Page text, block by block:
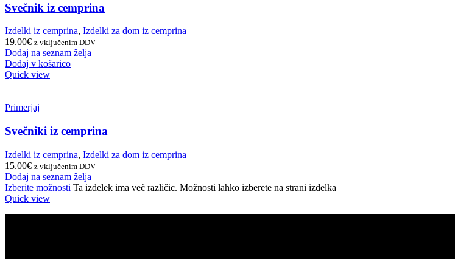
Svečnik iz cemprina
Izdelki iz cemprina, Izdelki za dom iz cemprina
19.00€ z vključenim DDV
Dodaj na seznam želja
Dodaj v košarico
Quick view
Primerjaj
Svečniki iz cemprina
Izdelki iz cemprina, Izdelki za dom iz cemprina
15.00€ z vključenim DDV
Dodaj na seznam želja
Izberite možnosti Ta izdelek ima več različic. Možnosti lahko izberete na strani izdelka
Quick view